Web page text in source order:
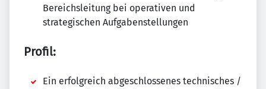
Bereichsleitung bei operativen und
strategischen Aufgabenstellungen
Profil:
Ein erfolgreich abgeschlossenes technisches /